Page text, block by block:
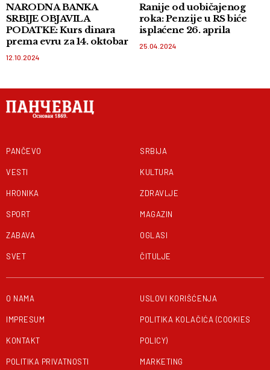
NARODNA BANKA
SRBIJE OBJAVILA
PODATKE: Kurs dinara
prema evru za 14. oktobar
12.10.2024
Ranije od uobičajenog
roka: Penzije u RS biće
isplaćene 26. aprila
25.04.2024
PANČEVO
VESTI
HRONIKA
SPORT
ZABAVA
SVET
SRBIJA
KULTURA
ZDRAVLJE
MAGAZIN
OGLASI
ČITULJE
O NAMA
IMPRESUM
KONTAKT
POLITIKA PRIVATNOSTI
USLOVI KORIŠĆENJA
POLITIKA KOLAČIĆA (COOKIES
POLICY)
MARKETING